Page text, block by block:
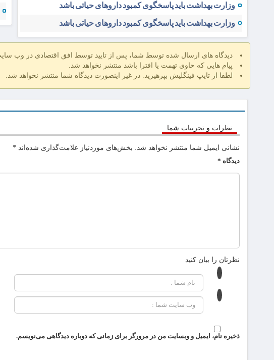
وزارت بهداشت باید پاسخگوی کمبود داروهای حیاتی باشد
وزارت بهداشت باید پاسخگوی کمبود داروهای حیاتی باشد
دیدگاه های ارسال شده توسط شما، پس از تایید توسط افق اقتصادی در وب
پیام هایی که حاوی تهمت یا افترا باشد منتشر نخواهد شد.
لطفا از تایپ فینگلیش بپرهیزید. در غیر اینصورت دیدگاه شما منتشر نخواهد شد.
نظرات و تجربیات شما
نشانی ایمیل شما منتشر نخواهد شد. بخش‌های موردنیاز علامت‌گذاری شده‌اند *
دیدگاه *
نظرتان را بیان کنید
ذخیره نام، ایمیل و وبسایت من در مرورگر برای زمانی که دوباره دیدگاهی می‌نویسم.